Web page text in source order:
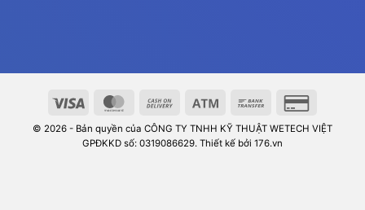
© 2026 - Bản quyền của CÔNG TY TNHH KỸ THUẬT WETECH VIỆT
GPĐKKD số: 0319086629. Thiết kế bởi 176.vn